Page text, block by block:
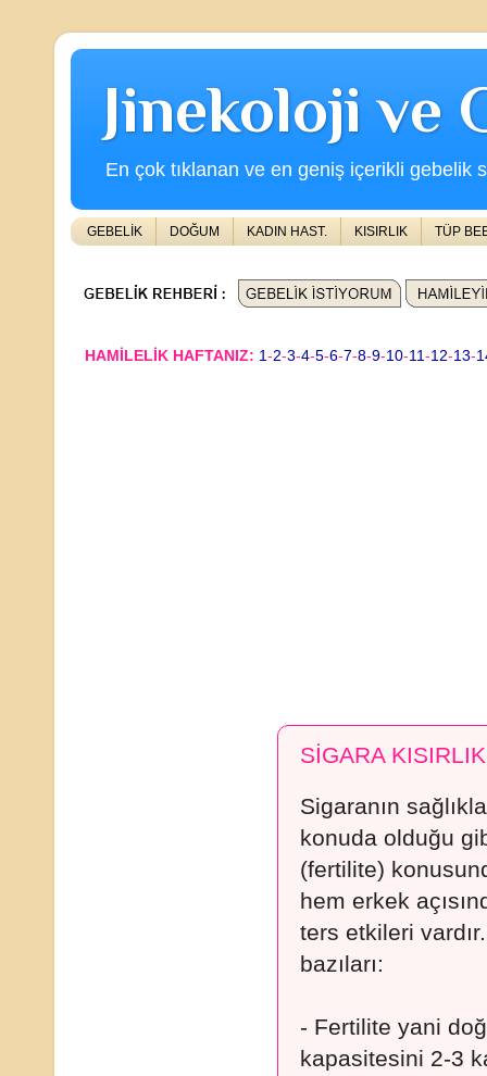
Jinekoloji ve
En çok tıklanan ve en geniş içerikli gebelik
GEBELİK DOĞUM KADIN HAST. KISIRLIK TÜP
HAMİLELİK HAFTANIZ: 1-2-3-4-5-6-7-8-9-10-11-12-13-
SİGARA
Sigaranın
konuda olduğu
(fertilite)
hem erkek
ters etkileri
bazıları:
- Fertilite yani
kapasitesini 2-3